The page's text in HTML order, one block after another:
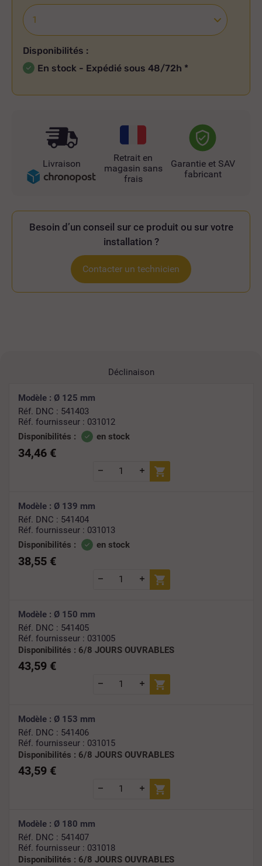
Disponibilités :
En stock - Expédié sous 48/72h *
Livraison
Retrait en
magasin sans
frais
Garantie et SAV
fabricant
Besoin d’un conseil sur ce produit ou sur votre
installation ?
Contacter un technicien
Déclinaison
Modèle : Ø 125 mm
Réf. DNC : 541403
Réf. fournisseur : 031012
Disponibilités :
en stock
34,46 €
Modèle : Ø 139 mm
Réf. DNC : 541404
Réf. fournisseur : 031013
Disponibilités :
en stock
38,55 €
Modèle : Ø 150 mm
Réf. DNC : 541405
Réf. fournisseur : 031005
Disponibilités : 6/8 JOURS OUVRABLES
43,59 €
Modèle : Ø 153 mm
Réf. DNC : 541406
Réf. fournisseur : 031015
Disponibilités : 6/8 JOURS OUVRABLES
43,59 €
Modèle : Ø 180 mm
Réf. DNC : 541407
Réf. fournisseur : 031018
Disponibilités : 6/8 JOURS OUVRABLES